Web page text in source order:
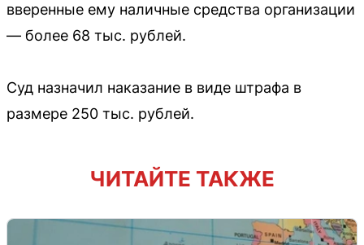
вверенные ему наличные средства организации
— более 68 тыс. рублей.
Суд назначил наказание в виде штрафа в
размере 250 тыс. рублей.
ЧИТАЙТЕ ТАКЖЕ